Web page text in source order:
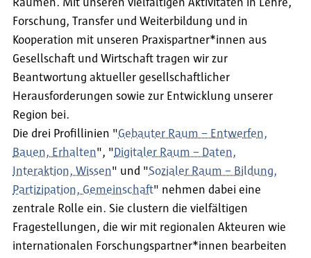
Räumen. Mit unseren vielfältigen Aktivitäten in Lehre,
Forschung, Transfer und Weiterbildung und in
Kooperation mit unseren Praxispartner*innen aus
Gesellschaft und Wirtschaft tragen wir zur
Beantwortung aktueller gesellschaftlicher
Herausforderungen sowie zur Entwicklung unserer
Region bei.
Die drei Profillinien "Gebauter Raum – Entwerfen,
Bauen, Erhalten", " Digitaler Raum – Daten,
Interaktion, Wissen" und "Sozialer Raum – Bildung,
Partizipation, Gemeinschaft" nehmen dabei eine
zentrale Rolle ein. Sie clustern die vielfältigen
Fragestellungen, die wir mit regionalen Akteuren wie
internationalen Forschungspartner*innen bearbeiten